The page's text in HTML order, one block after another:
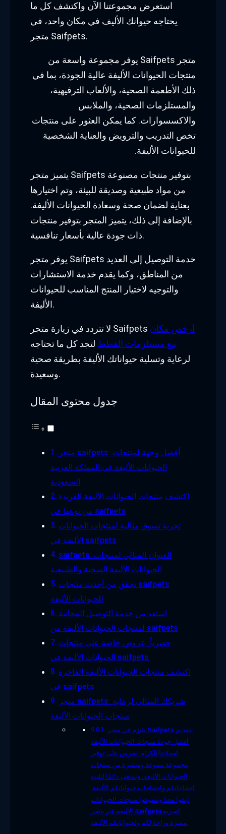
استعرض مجموعتنا الآن واكتشف كل ما
يحتاجه حيوانك الأليف في مكان واحد، في
متجر Saifpets.
متجر Saifpets يوفر مجموعة واسعة من
منتجات الحيوانات الأليفة عالية الجودة، بما في
ذلك الأطعمة الصحية، والألعاب الترفيهية،
والمستلزمات الصحية، والملابس
والاكسسوارات. كما يمكن العثور على منتجات
تخص التدريب والترويض والعناية الشخصية
للحيوانات الأليفة.
يتميز متجر Saifpets بتوفير منتجات مصنوعة
من مواد طبيعية وصديقة للبيئة، وتم اختيارها
بعناية لضمان صحة وسعادة الحيوانات الأليفة.
بالإضافة إلى ذلك، يتميز المتجر بتوفير منتجات
ذات جودة عالية بأسعار تنافسية.
يوفر متجر Saifpets خدمة التوصيل إلى العديد
من المناطق، وكما يقدم خدمة الاستشارات
والتوجيه لاختيار المنتج المناسب للحيوانات
الأليفة.
لا تتردد في زيارة متجر Saifpets أرخص مكان
بيع مستلزمات القطط لتجد كل ما تحتاجه
لرعاية وتسلية حيواناتك الأليفة بطريقة صحية
وسعيدة.
جدول محتوى المقال
متجر saifpets: أفضل وجهة لمنتجات
الحيوانات الأليفة في المملكة العربية
السعودية
اكتشف منتجات الحيوانات الأليفة الفريدة
من نوعها في saifpets
تجربة تسوق مثالية لمنتجات الحيوانات
الأليفة في saifpets
saifpets: العنوان المثالي لمنتجات
الحيوانات الأليفة الصحية والطبيعية
تحقق من أحدث منتجات saifpets
للحيوانات الأليفة
استفد من خدمة التوصيل المجانية
لمنتجات الحيوانات الأليفة من saifpets
حصرياً: عروض خاصة على منتجات
الحيوانات الأليفة في saifpets
اكتشف منتجات الحيوانات الأليفة الفاخرة
في saifpets
متجر saifpets: شريكك المثالي لرعاية
منتجات الحيوانات الأليفة
نلتزم في متجر Saifpets بتقديم
أفضل جودة منتجات الحيوانات الأليفة
لعملائنا الكرام. نحرص على توفير
مجموعة متنوعة ومتميزة من منتجات
الحيوانات الأليفة، ونسعى دائمًا لتلبية
احتياجاتكم واحتياجات حيواناتكم الأليفة.
ابقوا معنا وتسوقوا منتجات الحيوانات
الأليفة عبر متجر Saifpets لتجربة
مميزة وراحة لكم ولحيواناتكم الأليفة.